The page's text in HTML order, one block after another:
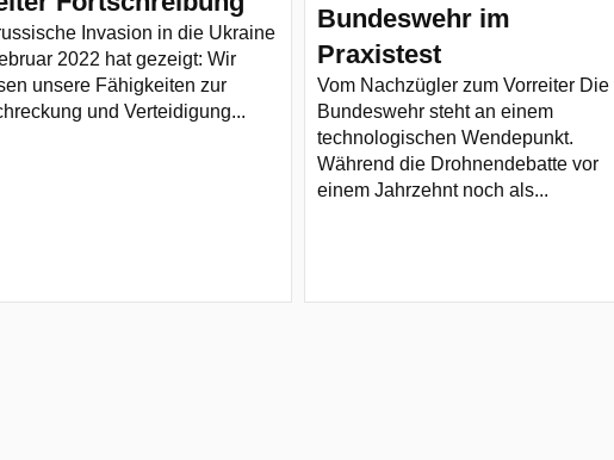
Invasion in die Ukraine
2022 hat gezeigt: Wir
unsere Fähigkeiten zur
und Verteidigung...
Bundeswehr im
Praxistest
Vom Nachzügler zum Vorreiter Die
Bundeswehr steht an einem
technologischen Wendepunkt.
Während die Drohnendebatte vor
einem Jahrzehnt noch als...